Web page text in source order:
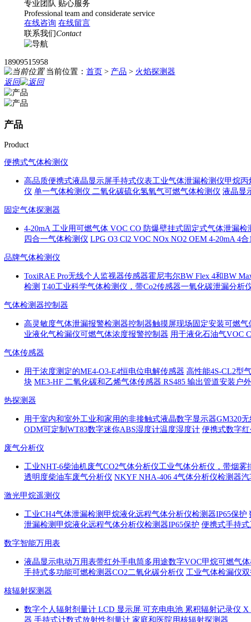
专业团队 贴心服务
Professional team and considerate service
在线咨询 在线留言
联系我们Contact
18909515958
当前位置： 首页 > 产品 > 火焰探测器
返回
产品
Product
便携式气体检测仪
高品质便携式液晶显示屏手持式仪表工业气体泄漏检测仪甲烷
仪 单一气体检测仪 二氧化碳硫化氢氧气可燃气体检测仪 液晶显
固定气体探测器
4-20mA 工业用可燃气体 VOC CO 防爆壁挂式固定式气体泄漏检
四合一气体检测仪 LPG O3 Cl2 VOC NOx NO2 OEM 4-20mA 4
品牌气体检测仪
ToxiRAE Pro无线个人监视器传感器霍尼韦尔BW Flex 4和BW
检测 T40工业科学气体检测仪，带Co2传感器一氧化碳泄漏分析
气体检测器控制器
高灵敏度气体泄漏报警检测器控制器触摸屏现场固定安装可燃气
业液化气检漏仪可燃气体浓度报警控制器 用于液化石油气VOC
气体传感器
用于浓度测定的ME4-O3-E4恒电位电解传感器 高性能4S-CL2型
块 ME3-HF 二氧化碳和乙烯气体传感器 RS485 输出管道安装户
热探测器
用于室内和室外工业和家用的非接触式液晶数字显示器GM320
ODM可定制WT83数字迷你ABS湿度计温度湿度计 便携式数字
废气分析仪
工业NHT-6柴油机废气CO2气体分析仪工业气体分析仪，带烟雾
透明度柴油车废气分析仪 NKYF NHA-406 4气体分析仪检测器
激光甲烷遥测仪
工业CH4气体泄漏检测甲烷液化远程气体分析仪检测器IP65保护
泄漏检测甲烷液化远程气体分析仪检测器IP65保护 便携式手持
数字智能万用表
液晶显示电动万用表带红外手电筒多用途数字VOC甲烷可燃气
手持式多功能可燃检测器CO2二氧化碳分析仪 工业气体检漏仪
核辐射探测器
数字个人辐射剂量计 LCD 显示屏 可充电电池 累积辐射记录仪
器 手持式计数式放射性剂量计 家庭和医院用核辐射探测器